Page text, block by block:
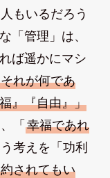
もいるだろう
「管理」は、
ば遥かにマシ
れが何であ
』『自由』」
「 幸福であれ
考えを「功利
されてもい